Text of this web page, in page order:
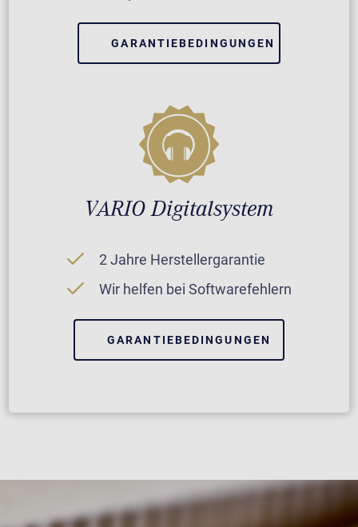
GARANTIEBEDINGUNGEN
VARIO Digitalsystem
2 Jahre Herstellergarantie
Wir helfen bei Softwarefehlern
GARANTIEBEDINGUNGEN